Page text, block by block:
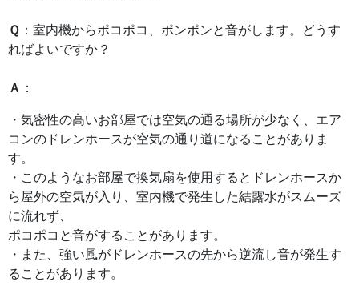
Ｑ ：室内機からポコポコ、ポンポンと音がします。どうす
ればよいですか？
Ａ ：
・気密性の高いお部屋では空気の通る場所が少なく、エア
コンのドレンホースが空気の通り道になることがありま
す。
・このようなお部屋で換気扇を使用するとドレンホースか
ら屋外の空気が入り、室内機で発生した結露水がスムーズ
に流れず、
ポコポコと音がすることがあります。
・また、強い風がドレンホースの先から逆流し音が発生す
ることがあります。